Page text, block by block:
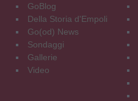
GoBlog
Della Storia d'Empoli
Go(od) News
Sondaggi
Gallerie
Video